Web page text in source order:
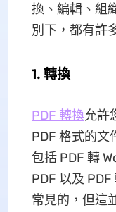
換、編輯、組
別下，都有許
1. 轉換
PDF 轉換允許
PDF 格式的文
包括 PDF 轉
PDF 以及
常見的，但這